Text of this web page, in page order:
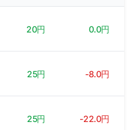
20円 0.0円
25円 -8.0円
25円 -22.0円